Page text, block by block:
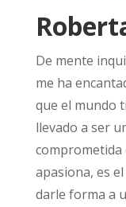
De mente
me ha
que el mundo
llevado a ser
comprometida
apasiona, es
darle forma a